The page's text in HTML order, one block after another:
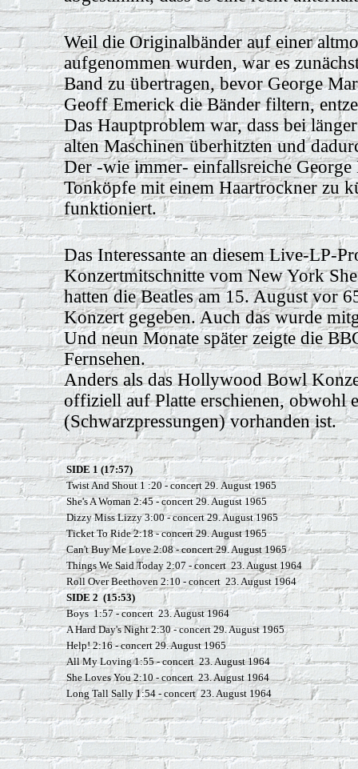
Weil die Originalbänder auf einer
aufgenommen wurden, war es
Band zu übertragen, bevorGeorge
Geoff Emerick die Bänder filtern,
Das Hauptproblem war, dass bei
alten Maschinen überhitzten und
Der -wie immer- einfallsreiche
Tonköpfe mit einem Haartrockner zu
funktioniert.
Das Interessante an diesem Live-LP-
Konzertmitschnitte vom New York
hatten die Beatles am 15. August vor
Konzert gegeben. Auch das wurde
Und neun Monate später zeigte die
Fernsehen.
Anders als das Hollywood Bowl
offiziell auf Platte erschienen, obwohl
(Schwarzpressungen) vorhanden ist.
SIDE 1 (17:57)
Twist And Shout 1 :20 - concert 29. August 1965
She's A Woman 2:45 - concert 29. August 1965
Dizzy Miss Lizzy 3:00 - concert 29. August 1965
Ticket To Ride 2:18 - concert 29. August 1965
Can't Buy Me Love 2:08 - concert 29. August 1965
Things We Said Today 2:07 - concert 23. August 1964
Roll Over Beethoven 2:10 - concert 23. August 1964
SIDE 2 (15:53)
Boys 1:57 - concert 23. August 1964
A Hard Day's Night 2:30 - concert 29. August 1965
Help! 2:16 - concert 29. August 1965
All My Loving 1:55 - concert 23. August 1964
She Loves You 2:10 - concert 23. August 1964
Long Tall Sally 1:54 - concert 23. August 1964